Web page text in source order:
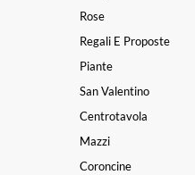
Rose
Regali E Proposte
Piante
San Valentino
Centrotavola
Mazzi
Coroncine